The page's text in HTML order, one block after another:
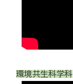
環境共生科学科